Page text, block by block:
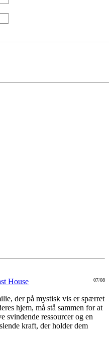
07/08
House
der på mystisk vis er spærret
hjem, må stå sammen for at
svindende ressourcer og en
kraft, der holder dem